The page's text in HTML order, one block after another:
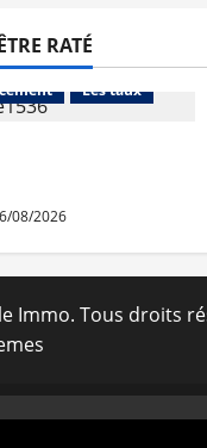
RATÉ
Les taux
08/2026
Immo. Tous droits